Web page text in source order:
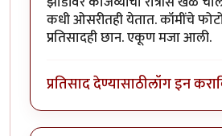
कधी ओसरीतही येतात. कॉमींचे
प्रतिसादही छान. एकूण मजा आली.
प्रतिसाद देण्यासाठीलॉग इन करा